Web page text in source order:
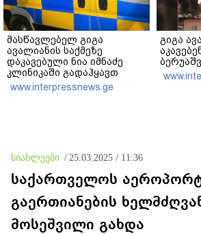
მასწავლებელ გიგა
ავალიანის საქმეზე
დაკავებული ნია იმნაძე
კლინიკაში გადაჰყავთ
www.interpressnews.ge
გიგა
სიახლეები / 25.03.2025 / 11:36
საქართველოს
გაერთიანების
მოსეშვილი გახდა